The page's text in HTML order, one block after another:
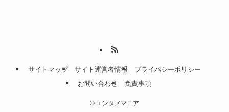
サイトマップ サイト運営者情報
プライバシーポリシー
お問い合わせ
免責事項
© エンタメマニア